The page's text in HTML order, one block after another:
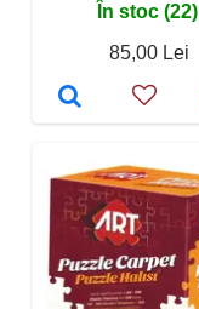
În stoc (22)
85,00 Lei